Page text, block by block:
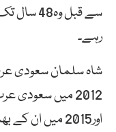
سے قبل
رہے۔
شاہ سلمان سعودی
2012 میں سعودی
اور2015 میں